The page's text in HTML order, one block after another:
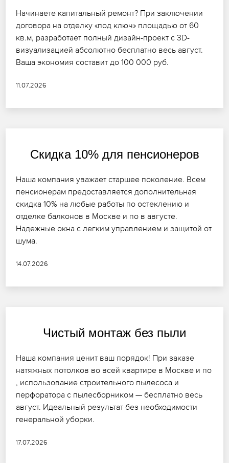
Начинаете капитальный ремонт? При заключении
договора на отделку «под ключ» площадью от 60
кв.м, разработает полный дизайн-проект с 3D-
визуализацией абсолютно бесплатно весь август.
Ваша экономия составит до 100 000 руб.
11.07.2026
Скидка 10% для пенсионеров
Наша компания уважает старшее поколение. Всем
пенсионерам предоставляется дополнительная
скидка 10% на любые работы по остеклению и
отделке балконов в Москве и по в августе.
Надежные окна с легким управлением и защитой от
шума.
14.07.2026
Чистый монтаж без пыли
Наша компания ценит ваш порядок! При заказе
натяжных потолков во всей квартире в Москве и по
, использование строительного пылесоса и
перфоратора с пылесборником — бесплатно весь
август. Идеальный результат без необходимости
генеральной уборки.
17.07.2026